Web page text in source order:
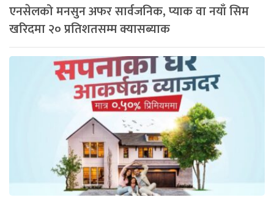
एनसेलको मनसुन अफर सार्वजनिक, प्याक वा नयाँ सिम
खरिदमा २० प्रतिशतसम्म क्यासब्याक